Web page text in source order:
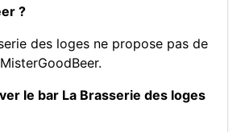
?
des loges ne propose pas de
le bar La Brasserie des loges